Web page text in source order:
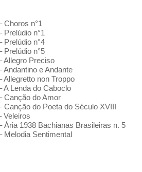
Choros n°1
Prelúdio n°1
Prelúdio n°4
Prelúdio n°5
Allegro Preciso
Andantino e Andante
Allegretto non Troppo
A Lenda do Caboclo
Canção do Amor
do Poeta do Século XVIII
Veleiros
Ária 1938 Bachianas Brasileiras n. 5
Melodia Sentimental